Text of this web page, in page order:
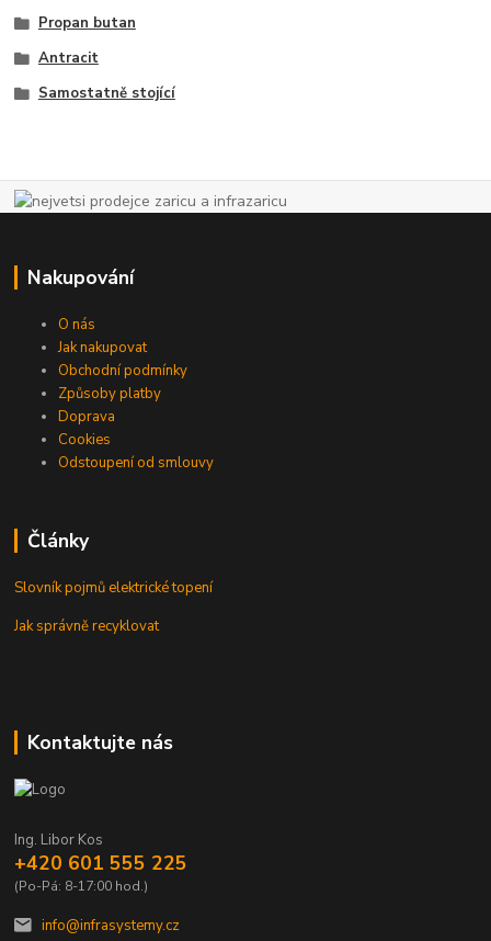
Propan butan
Antracit
Samostatně stojící
Nakupování
O nás
Jak nakupovat
Obchodní podmínky
Způsoby platby
Doprava
Cookies
Odstoupení od smlouvy
Články
Slovník pojmů elektrické topení
Jak správně recyklovat
Kontaktujte nás
Ing. Libor Kos
+420 601 555 225
(Po-Pá: 8-17:00 hod.)
info@infrasystemy.cz